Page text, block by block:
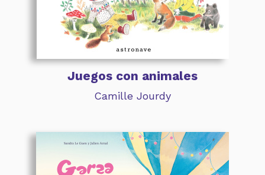
Juegos con animales
Camille Jourdy